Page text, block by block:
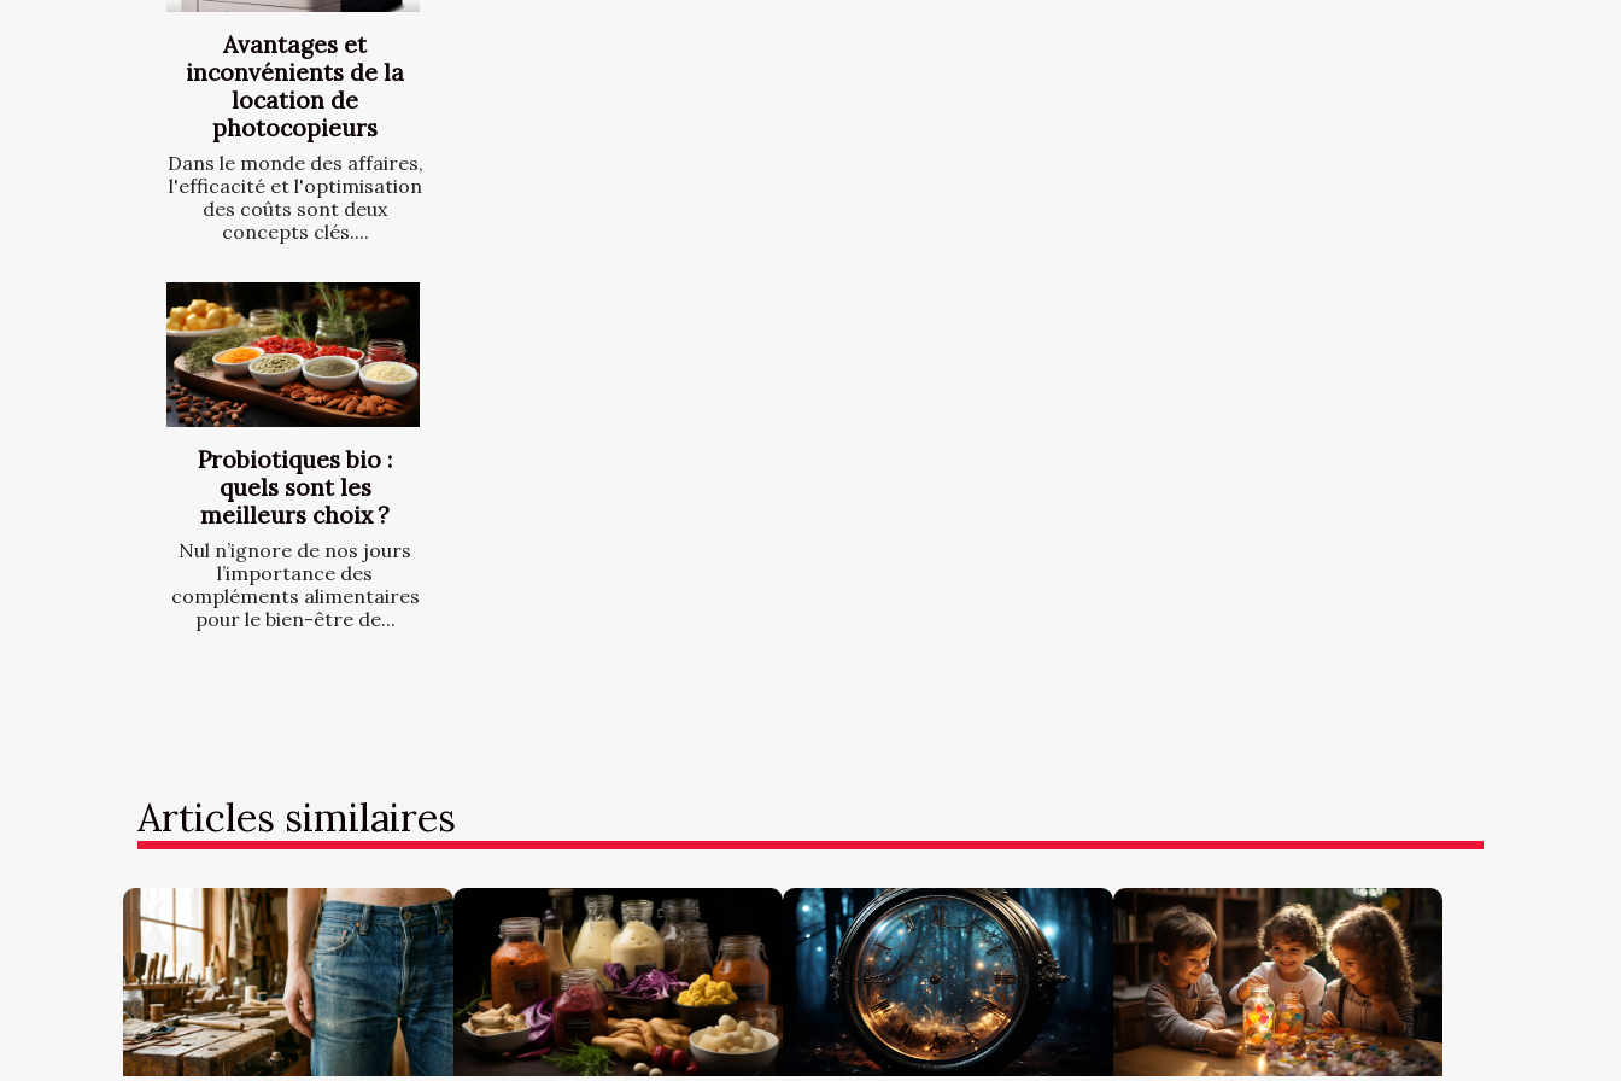
Avantages et
inconvénients de la
location de
photocopieurs
Dans le monde des affaires,
l'efficacité et l'optimisation
des coûts sont deux
concepts clés....
Probiotiques bio :
quels sont les
meilleurs choix ?
Nul n’ignore de nos jours
l’importance des
compléments alimentaires
pour le bien-être de...
Articles similaires